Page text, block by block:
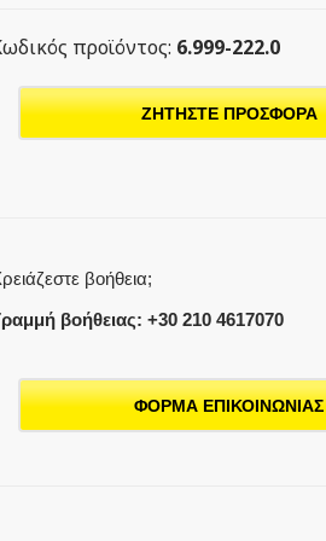
προϊόντος: 6.999-222.0
ΖΗΤΗΣΤΕ ΠΡΟΣΦΟΡΑ
βοήθεια;
βοήθειας: +30 210 4617070
ΦΟΡΜΑ ΕΠΙΚΟΙΝΩΝΙΑΣ